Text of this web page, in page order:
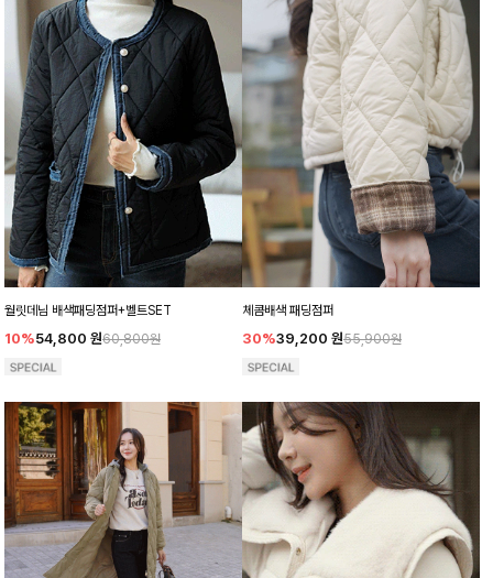
월릿데님 배색패딩점퍼+벨트SET
10%54,800 원60,800원
체콤배색 패딩점퍼
30%39,200 원55,900원